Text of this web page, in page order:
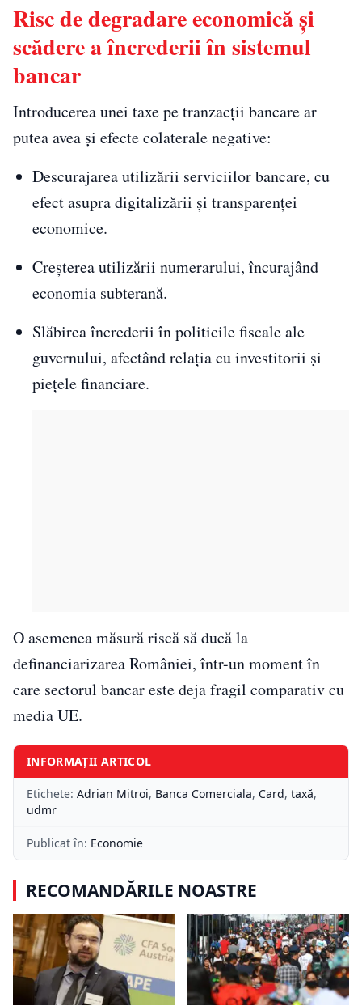
Risc de degradare economică și
scădere a încrederii în sistemul
bancar
Introducerea unei taxe pe tranzacții bancare ar
putea avea și efecte colaterale negative:
Descurajarea utilizării serviciilor bancare, cu
efect asupra digitalizării și transparenței
economice.
Creșterea utilizării numerarului, încurajând
economia subterană.
Slăbirea încrederii în politicile fiscale ale
guvernului, afectând relația cu investitorii și
piețele financiare.
O asemenea măsură riscă să ducă la
definanciarizarea României, într-un moment în
care sectorul bancar este deja fragil comparativ cu
media UE.
INFORMAȚII ARTICOL
Etichete: Adrian Mitroi, Banca Comerciala, Card, taxă,
udmr
Publicat în: Economie
RECOMANDĂRILE NOASTRE